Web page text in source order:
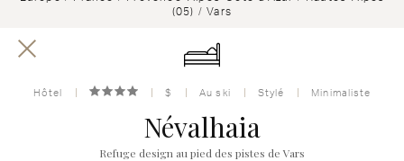
(05) /Vars
Hôtel $ Au ski Stylé Minimaliste
Névalhaia
Refuge design au pied des pistes de Vars